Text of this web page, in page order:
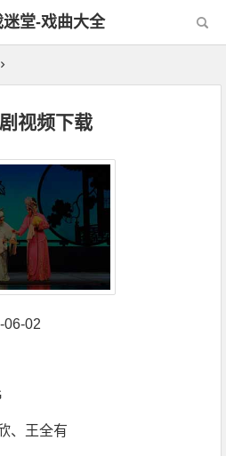
迷堂-戏曲大全
视频下载
06-02
、王全有